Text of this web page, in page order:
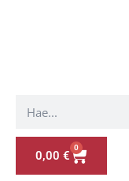
0,00 €
0